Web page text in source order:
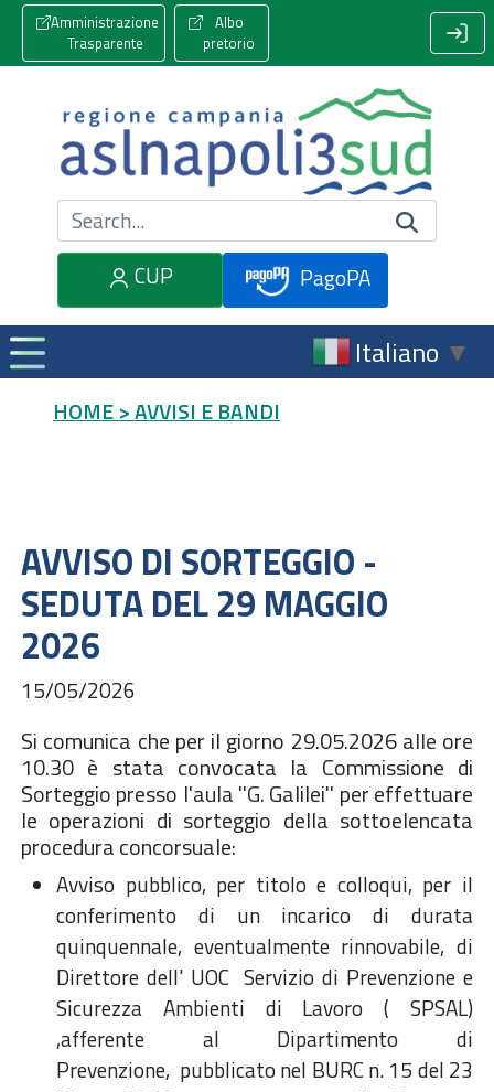
Amministrazione
Trasparente
Albo
pretorio
Cerca nel sito
CUP
PagoPA
Italiano ▼
HOME > AVVISI E BANDI
AVVISO DI SORTEGGIO -
SEDUTA DEL 29 MAGGIO
2026
15/05/2026
Si comunica che per il giorno 29.05.2026 alle ore
10.30 è stata convocata la Commissione di
Sorteggio presso l'aula ''G. Galilei'' per effettuare
le operazioni di sorteggio della sottoelencata
procedura concorsuale:
Avviso pubblico, per titolo e colloqui, per il
conferimento di un incarico di durata
quinquennale, eventualmente rinnovabile, di
Direttore dell' UOC Servizio di Prevenzione e
Sicurezza Ambienti di Lavoro ( SPSAL)
,afferente al Dipartimento di
Prevenzione, pubblicato nel BURC n. 15 del 23